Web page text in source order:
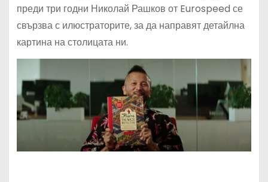
преди три годни Николай Рашков от Eurospeed се
свързва с илюстраторите, за да направят детайлна
картина на столицата ни.